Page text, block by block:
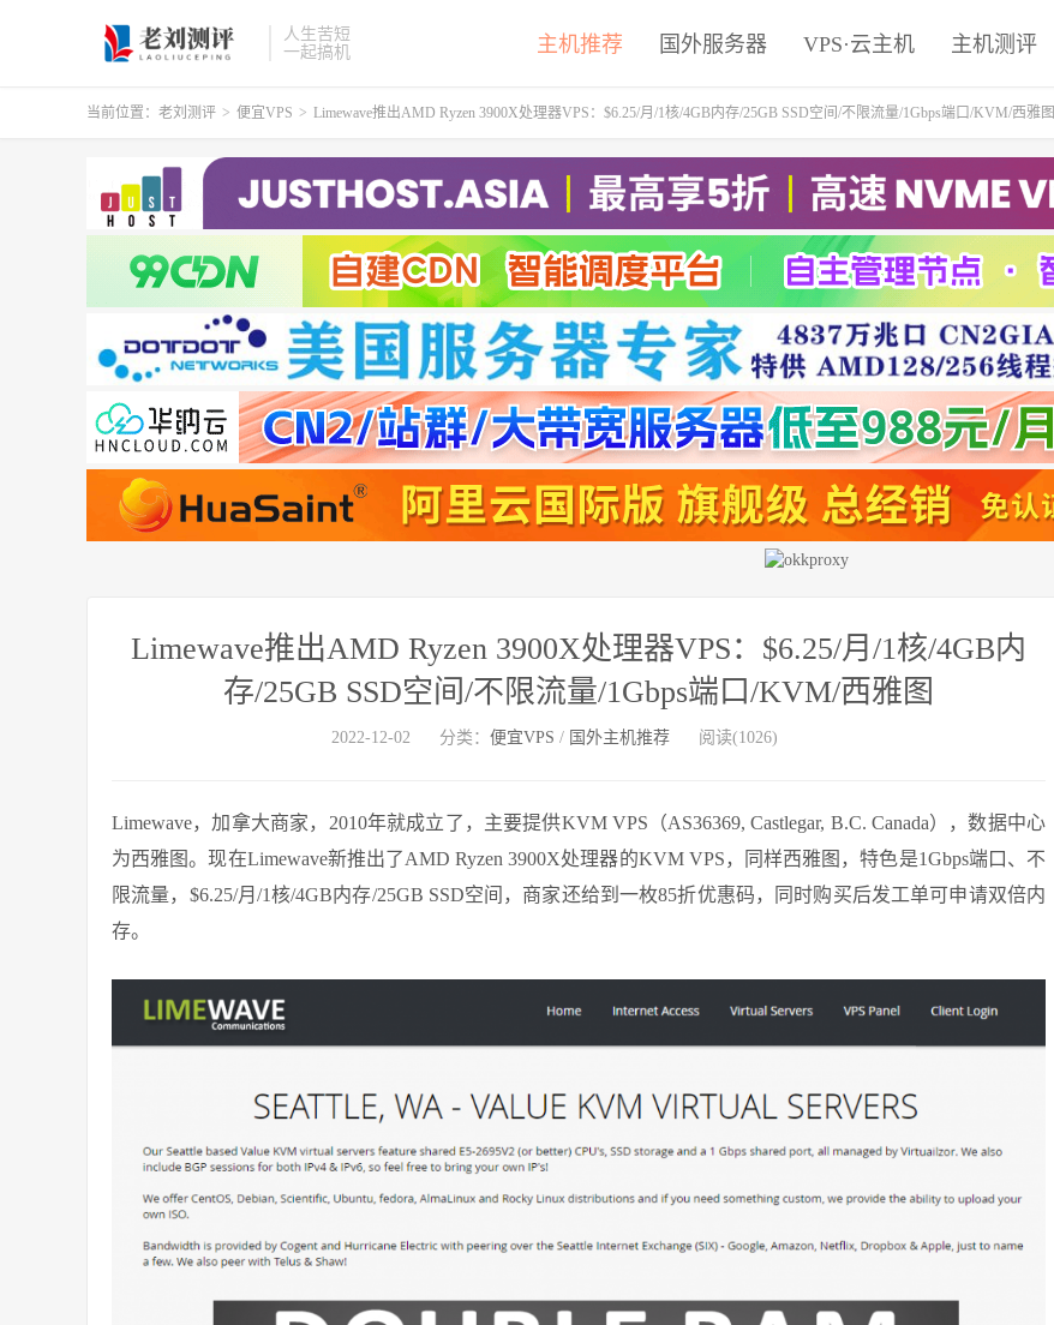
人生苦短
一起搞机
主机推荐 国外服务器 VPS·云主机 主机测评
当前位置： 老刘测评 > 便宜VPS > Limewave推出AMD Ryzen 3900X处理器VPS：$6.25/月/1核/4GB内存/25GB SSD空间/不限流量/1Gbps端口/KVM/西雅图
Limewave推出AMD Ryzen 3900X处理器VPS：$6.25/月/1核/4GB内
存/25GB SSD空间/不限流量/1Gbps端口/KVM/西雅图
2022-12-02 分类： 便宜VPS / 国外主机推荐 阅读(1026)
Limewave，加拿大商家，2010年就成立了，主要提供KVM VPS（AS36369, Castlegar, B.C. Canada），数据中心
为西雅图。现在Limewave新推出了AMD Ryzen 3900X处理器的KVM VPS，同样西雅图，特色是1Gbps端口、不
限流量，$6.25/月/1核/4GB内存/25GB SSD空间，商家还给到一枚85折优惠码，同时购买后发工单可申请双倍内
存。